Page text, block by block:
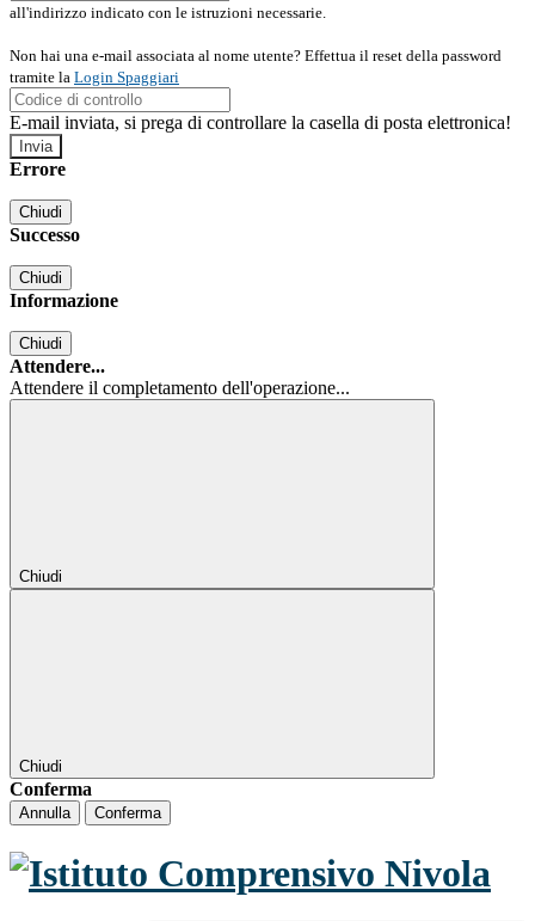
all'indirizzo indicato con le istruzioni necessarie.
Non hai una e-mail associata al nome utente? Effettua il reset della password
tramite la Login Spaggiari
E-mail inviata, si prega di controllare la casella di posta elettronica!
Errore
Chiudi
Successo
Chiudi
Informazione
Chiudi
Attendere...
Attendere il completamento dell'operazione...
Chiudi
Chiudi
Conferma
Annulla Conferma